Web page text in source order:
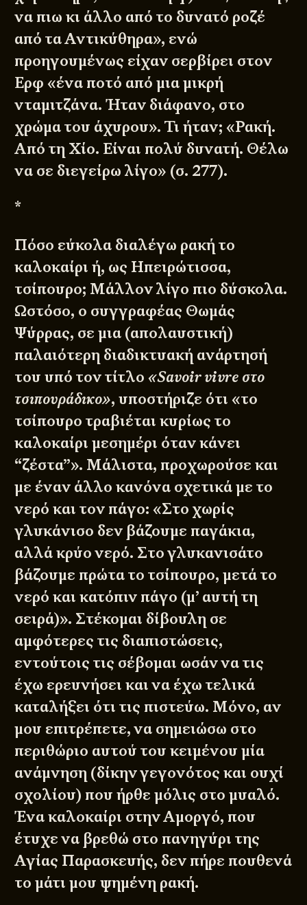
να πιω κι άλλο από το δυνατό ροζέ
από τα Αντικύθηρα», ενώ
προηγουμένως είχαν σερβίρει στον
Ερφ «ένα ποτό από μια μικρή
νταμιτζάνα. Ήταν διάφανο, στο
χρώμα του άχυρου». Τι ήταν; «Ρακή.
Από τη Χίο. Είναι πολύ δυνατή. Θέλω
να σε διεγείρω λίγο» (σ. 277).
*
Πόσο εύκολα διαλέγω ρακή το
καλοκαίρι ή, ως Ηπειρώτισσα,
τσίπουρο; Μάλλον λίγο πιο δύσκολα.
Ωστόσο, ο συγγραφέας Θωμάς
Ψύρρας, σε μια (απολαυστική)
παλαιότερη διαδικτυακή ανάρτησή
του υπό τον τίτλο«Savoir vivre στο
τσιπουράδικο», υποστήριζε ότι «το
τσίπουρο τραβιέται κυρίως το
καλοκαίρι μεσημέρι όταν κάνει
“ζέστα”». Μάλιστα, προχωρούσε και
με έναν άλλο κανόνα σχετικά με το
νερό και τον πάγο: «Στο χωρίς
γλυκάνισο δεν βάζουμε παγάκια,
αλλά κρύο νερό. Στο γλυκανισάτο
βάζουμε πρώτα το τσίπουρο, μετά το
νερό και κατόπιν πάγο (μ’ αυτή τη
σειρά)». Στέκομαι δίβουλη σε
αμφότερες τις διαπιστώσεις,
εντούτοις τις σέβομαι ωσάν να τις
έχω ερευνήσει και να έχω τελικά
καταλήξει ότι τις πιστεύω. Μόνο, αν
μου επιτρέπετε, να σημειώσω στο
περιθώριο αυτού του κειμένου μία
ανάμνηση (δίκην γεγονότος και ουχί
σχολίου) που ήρθε μόλις στο μυαλό.
Ένα καλοκαίρι στην Αμοργό, που
έτυχε να βρεθώ στο πανηγύρι της
Αγίας Παρασκευής, δεν πήρε πουθενά
το μάτι μου ψημένη ρακή.